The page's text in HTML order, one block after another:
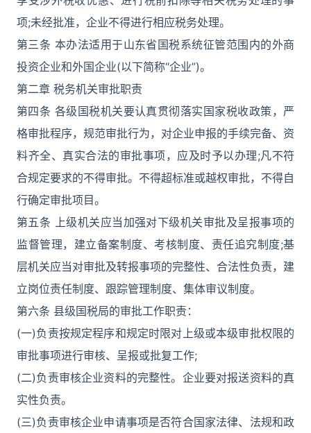
项;未经批准，企业不得进行相应税务处理。
第三条 本办法适用于山东省国税系统征管范围内的外商
投资企业和外国企业(以下简称“企业”)。
第二章 税务机关审批职责
第四条 各级国税机关要认真贯彻落实国家税收政策，严
格审批程序，规范审批行为，对企业申报的手续完备、资
料齐全、真实合法的审批事项，应及时予以办理;凡不符
合规定要求的不得审批。不得超标准或越权审批，不得自
行确定审批项目。
第五条 上级机关应当加强对下级机关审批及呈报事项的
监督管理，建立备案制度、考核制度、责任追究制度;基
层机关应当对审批及转报事项的完整性、合法性负责，建
立岗位责任制度、跟踪管理制度、集体审议制度。
第六条 县级国税局的审批工作职责：
(一)负责按规定程序和规定时限对上级或本级审批权限的
审批事项进行审核、呈报或批复工作;
(二)负责审核企业资料的完整性。企业要对报送资料的真
实性负责。
(三)负责审核企业申请事项是否符合国家法律、法规和政